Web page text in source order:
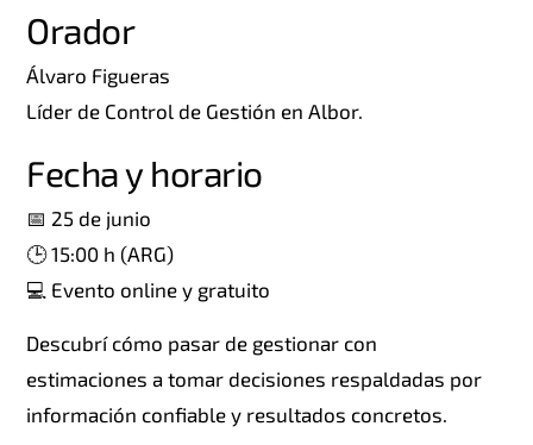
Orador
Álvaro Figueras
Líder de Control de Gestión en Albor.
Fecha y horario
📅 25 de junio
🕒 15:00 h (ARG)
💻 Evento online y gratuito
Descubrí cómo pasar de gestionar con
estimaciones a tomar decisiones respaldadas por
información confiable y resultados concretos.